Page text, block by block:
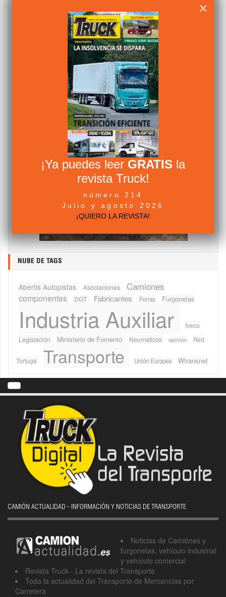
NUBE DE TAGS
Abertis Autopistas Asociaciones Camiones
componentes DGT Fabricantes Ferias Furgonetas
Industria Auxiliar
Iveco
Legislación
Ministerio de Fomento Neumaticos opinión Red
Tortuga Transporte Unión Europea Wtransnet
CAMIÓN ACTUALIDAD - INFORMACIÓN Y NOTICIAS DE TRANSPORTE
Noticias de Camiónes y
furgonetas, vehículo industrial
y vehículo comercial
Revista Truck - La revista del Transporte
Toda la actualidad del Transporte de Mercancías por
Carretera
×
¡Ya puedes leer GRATIS la
revista Truck!
número 214
Julio y agosto 2026
¡QUIERO LA REVISTA!